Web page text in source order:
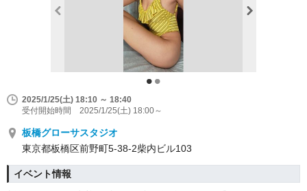
2025/1/25(土) 18:10 ～ 18:40
受付開始時間 2025/1/25(土) 18:00～
板橋グローサスタジオ
東京都板橋区前野町5-38-2柴内ビル103
イベント情報